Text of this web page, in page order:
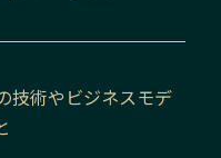
技術やビジネスモデ